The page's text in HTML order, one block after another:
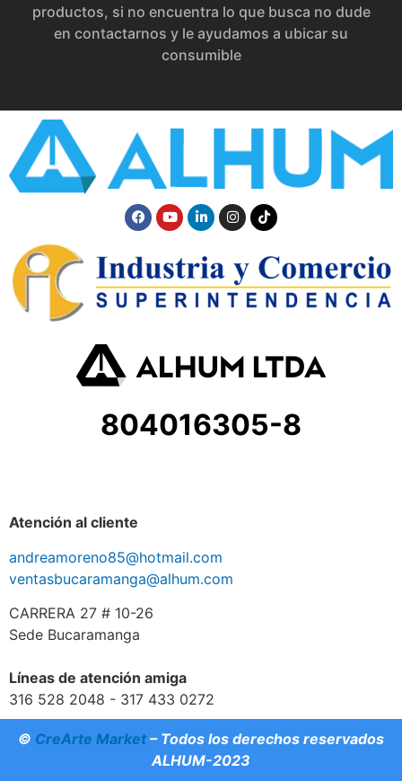
productos, si no encuentra lo que busca no dude
en contactarnos y le ayudamos a ubicar su
consumible
804016305-8
Atención al cliente
andreamoreno85@hotmail.com
ventasbucaramanga@alhum.com
CARRERA 27 # 10-26
Sede Bucaramanga
Líneas de atención amiga
316 528 2048 - 317 433 0272
© CreArte Market – Todos los derechos reservados
ALHUM-2023